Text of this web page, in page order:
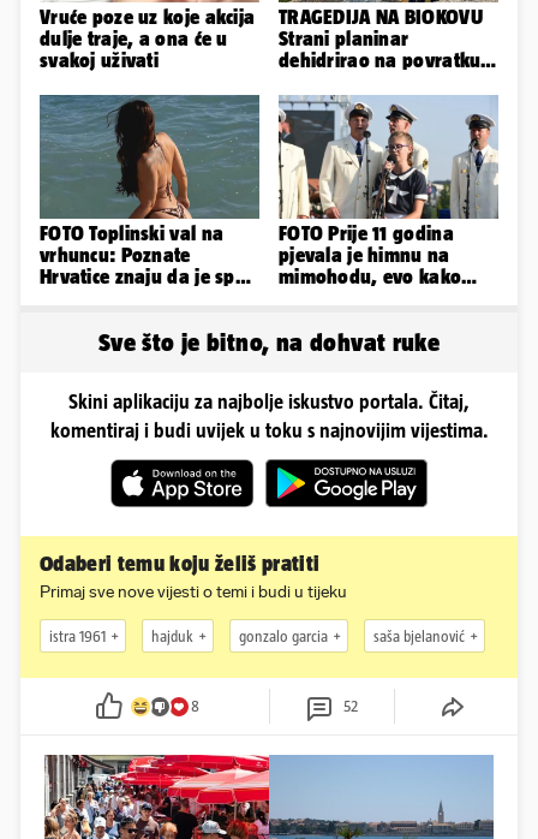
Vruće poze uz koje akcija
dulje traje, a ona će u
svakoj uživati
TRAGEDIJA NA BIOKOVU
Strani planinar
dehidrirao na povratku s
FOTO Toplinski val na
vrhuncu: Poznate
Hrvatice znaju da je spas
FOTO Prije 11 godina
pjevala je himnu na
mimohodu, evo kako
Sve što je bitno, na dohvat ruke
Skini aplikaciju za najbolje iskustvo portala. Čitaj,
komentiraj i budi uvijek u toku s najnovijim vijestima.
Odaberi temu koju želiš pratiti
Primaj sve nove vijesti o temi i budi u tijeku
istra 1961 hajduk gonzalo garcia saša bjelanović
8 52